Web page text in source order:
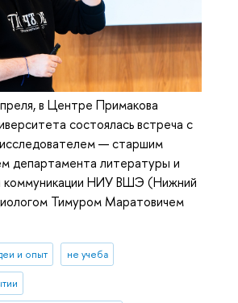
в Центре Примакова
состоялась встреча с
— старшим
департамента литературы и
коммуникации НИУ ВШЭ (Нижний
Тимуром Маратовичем
и опыт не учеба